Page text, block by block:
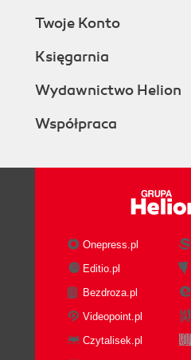
Twoje Konto
Księgarnia
Wydawnictwo Helion
Współpraca
Onepress.pl
Editio.pl
Bezdroza.pl
Videopoint.pl
Czytalisek.pl